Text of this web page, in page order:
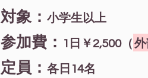
対象： 小学生以上
参加費： 1日￥2,500（
定員： 各日14名